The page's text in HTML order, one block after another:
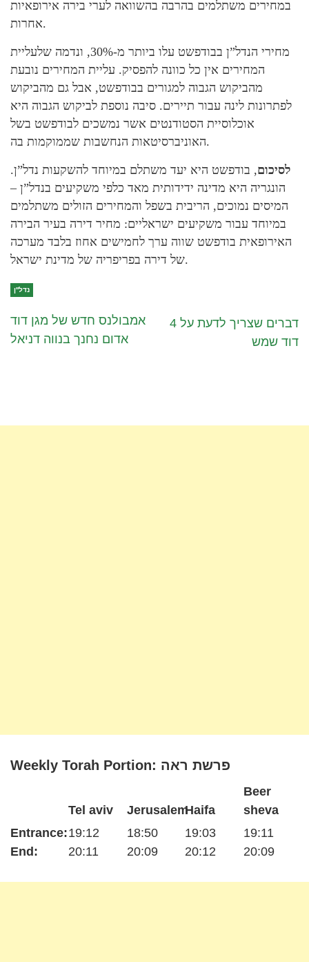
במחירים משתלמים בהרבה בהשוואה לערי בירה אירופאיות
אחרות.
מחירי הנדל”ן בבודפשט עלו ביותר מ-30%, ונדמה שלעליית
המחירים אין כל כוונה להפסיק. עליית המחירים נובעת
מהביקוש הגבוה למגורים בבודפשט, אבל גם מהביקוש
לפתרונות לינה עבור תיירים. סיבה נוספת לביקוש הגבוה היא
אוכלוסיית הסטודנטים אשר נמשכים לבודפשט בשל
האוניברסיטאות הנחשבות שממוקמות בה.
לסיכום, בודפשט היא יעד משתלם במיוחד להשקעות נדל”ן.
הונגריה היא מדינה ידידותית מאד כלפי משקיעים בנדל”ן –
המיסים נמוכים, הריבית בשפל והמחירים הזולים משתלמים
במיוחד עבור משקיעים ישראליים: מחיר דירה בעיר הבירה
האירופאית בודפשט שווה ערך לחמישים אחוז בלבד מערכה
של דירה בפריפריה של מדינת ישראל.
נדל''ן
אמבולנס חדש של מגן דוד
אדום נחנך בנווה דניאל
4 דברים שצריך לדעת על
דוד שמש
Weekly Torah Portion: פרשת ראה
Entrance:
End:
Tel aviv
19:12
20:11
Jerusalem
18:50
20:09
Haifa
19:03
20:12
Beer
sheva
19:11
20:09